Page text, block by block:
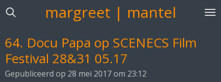
Ga
de
hoofdinhoud
margreet | mantel
64. Docu Papa op SCENECS Film
Festival 28&31 05.17
Gepubliceerd op 28 mei 2017 om 23:12